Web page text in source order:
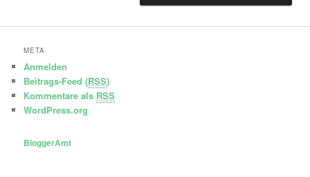
META
Anmelden
Beitrags-Feed (RSS)
Kommentare als RSS
WordPress.org
BloggerAmt